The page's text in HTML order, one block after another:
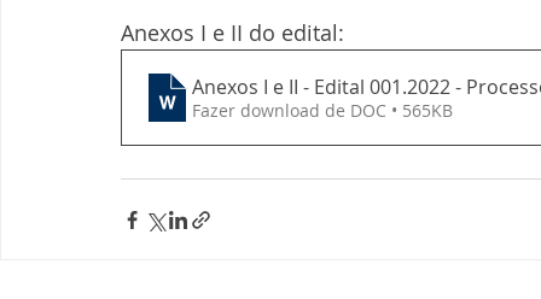
Anexos I e II do edital:
Anexos I e II - Edital 001.2022 -
Fazer download de DOC • 565KB